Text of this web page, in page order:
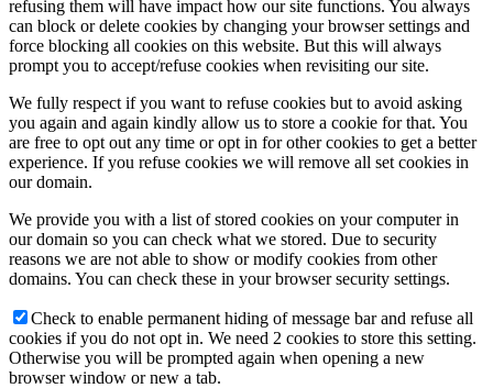
Keresés
Menu Menu
refusing them will have impact how our site functions. You always
can block or delete cookies by changing your browser settings and
force blocking all cookies on this website. But this will always
prompt you to accept/refuse cookies when revisiting our site.
We fully respect if you want to refuse cookies but to avoid asking
you again and again kindly allow us to store a cookie for that. You
are free to opt out any time or opt in for other cookies to get a better
experience. If you refuse cookies we will remove all set cookies in
our domain.
We provide you with a list of stored cookies on your computer in
our domain so you can check what we stored. Due to security
reasons we are not able to show or modify cookies from other
domains. You can check these in your browser security settings.
Check to enable permanent hiding of message bar and refuse all
cookies if you do not opt in. We need 2 cookies to store this setting.
Otherwise you will be prompted again when opening a new
browser window or new a tab.